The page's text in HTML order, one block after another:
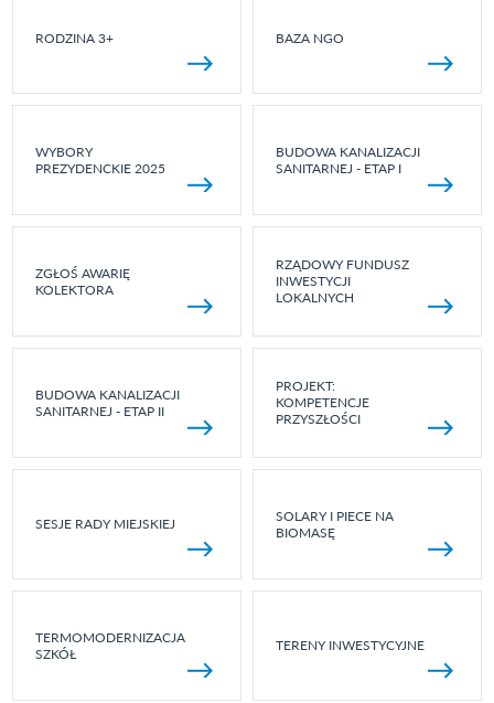
RODZINA 3+ BAZA NGO
WYBORY
PREZYDENCKIE 2025
BUDOWA KANALIZACJI
SANITARNEJ - ETAP I
ZGŁOŚ AWARIĘ
KOLEKTORA
RZĄDOWY FUNDUSZ
INWESTYCJI
LOKALNYCH
BUDOWA KANALIZACJI
SANITARNEJ - ETAP II
PROJEKT:
KOMPETENCJE
PRZYSZŁOŚCI
SESJE RADY MIEJSKIEJ
SOLARY I PIECE NA
BIOMASĘ
TERMOMODERNIZACJA
SZKÓŁ
TERENY INWESTYCYJNE